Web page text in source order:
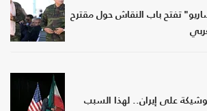
تفتح باب النقاش حول مقترح
على إيران.. لهذا السبب